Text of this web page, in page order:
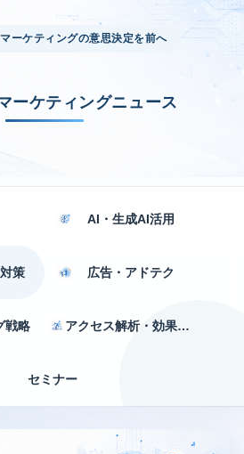
ーケティングの意思決定を前へ
ーケティングニュース
AI・生成AI活用
策 広告・アドテク
戦略 アクセス解析・効果測定
セミナー